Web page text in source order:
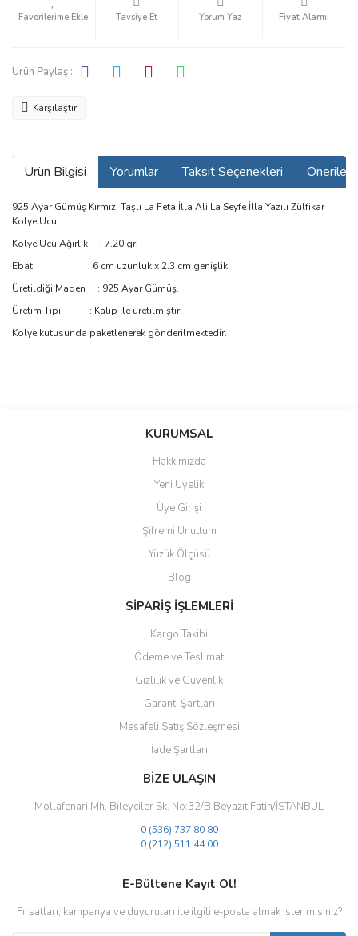
Tavsiye Et Yorum Yaz Fiyat Alarmı
Ürün Paylaş :
Karşılaştır
Ürün Bilgisi Yorumlar Taksit Seçenekleri
925 Ayar Gümüş Kırmızı Taşlı La Feta İlla Ali La Seyfe İlla Yazılı Zülfikar
Kolye Ucu
Kolye Ucu Ağırlık : 7.20 gr.
Ebat : 6 cm uzunluk x 2.3 cm genişlik
Üretildiği Maden : 925 Ayar Gümüş.
Üretim Tipi : Kalıp ile üretilmiştir.
Kolye kutusunda paketlenerek gönderilmektedir.
Bu ürüne ilk yorumu siz yapın!
Yorum Yaz
Ürün resmi kalitesiz, bozuk veya görüntülenemiyor.
Ürün açıklamasında eksik bilgiler bulunuyor.
Ürün bilgilerinde hatalar bulunuyor.
Ürün fiyatı diğer sitelerden daha pahalı.
Bu ürüne benzer farklı alternatifler olmalı.
Gönder
KURUMSAL
Hakkımızda
Yeni Üyelik
Üye Girişi
Şifremi Unuttum
Yüzük Ölçüsü
Blog
SİPARİŞ İŞLEMLERİ
Kargo Takibi
Ödeme ve Teslimat
Gizlilik ve Güvenlik
Garanti Şartları
Mesafeli Satış Sözleşmesi
İade Şartları
BİZE ULAŞIN
Mollafenari Mh. Bileyciler Sk. No:32/B Beyazıt Fatih/İSTANBUL
0 (536) 737 80 80
0 (212) 511 44 00
E-Bültene Kayıt Ol!
Fırsatları, kampanya ve duyuruları ile ilgili e-posta almak ister misiniz?